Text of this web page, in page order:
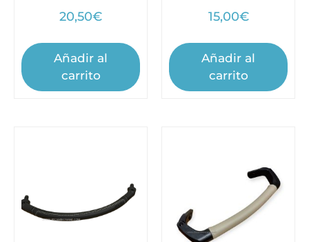
20,50€
Añadir al
carrito
15,00€
Añadir al
carrito